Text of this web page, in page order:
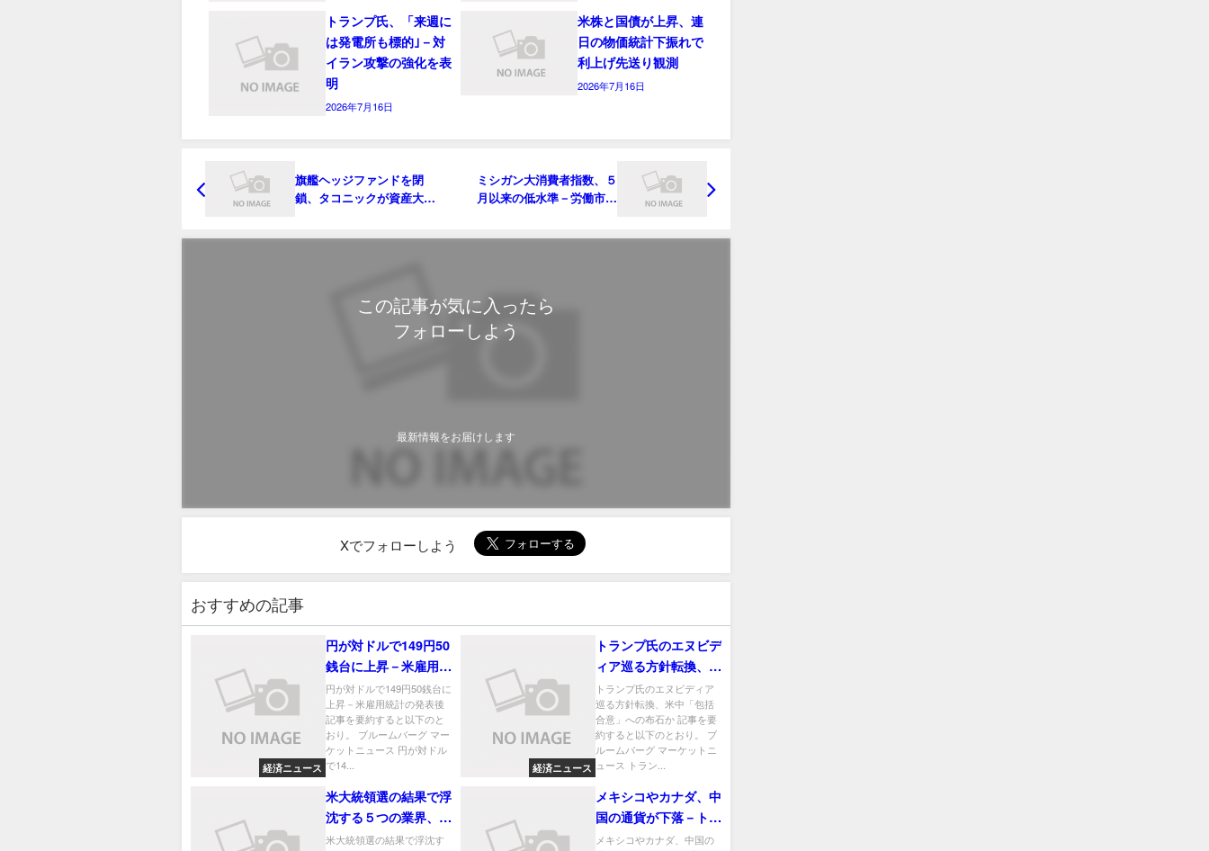
トランプ氏、「来週に
は発電所も標的｣－対
イラン攻撃の強化を表
明
2026年7月16日
米株と国債が上昇、連
日の物価統計下振れで
利上げ先送り観測
2026年7月16日
旗艦ヘッジファンドを閉
鎖、タコニックが資産大幅
ミシガン大消費者指数、５
月以来の低水準－労働市場
この記事が気に入ったら
フォローしよう
最新情報をお届けします
Xでフォローしよう
おすすめの記事
経済ニュース
円が対ドルで149円50
銭台に上昇－米雇用統
計の発表後
円が対ドルで149円50銭台に
上昇－米雇用統計の発表後
記事を要約すると以下のと
おり。 ブルームバーグ マー
ケットニュース 円が対ドル
で14...
経済ニュース
トランプ氏のエヌビデ
ィア巡る方針転換、米
中「包括合意」への布
石か
トランプ氏のエヌビディア
巡る方針転換、米中「包括
合意」への布石か 記事を要
約すると以下のとおり。 ブ
ルームバーグ マーケットニ
ュース トラン...
米大統領選の結果で浮
沈する５つの業界、そ
れぞれの影響を探る
米大統領選の結果で浮沈す
メキシコやカナダ、中
国の通貨が下落－トラ
ンプ氏の追加関税発言
メキシコやカナダ、中国の